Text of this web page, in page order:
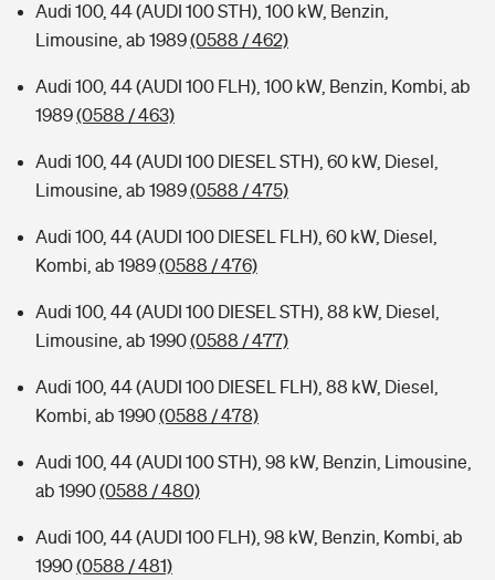
Audi 100, 44 (AUDI 100 STH), 100 kW, Benzin,
Limousine, ab 1989(0588 / 462)
Audi 100, 44 (AUDI 100 FLH), 100 kW, Benzin, Kombi, ab
1989(0588 / 463)
Audi 100, 44 (AUDI 100 DIESEL STH), 60 kW, Diesel,
Limousine, ab 1989(0588 / 475)
Audi 100, 44 (AUDI 100 DIESEL FLH), 60 kW, Diesel,
Kombi, ab 1989(0588 / 476)
Audi 100, 44 (AUDI 100 DIESEL STH), 88 kW, Diesel,
Limousine, ab 1990(0588 / 477)
Audi 100, 44 (AUDI 100 DIESEL FLH), 88 kW, Diesel,
Kombi, ab 1990(0588 / 478)
Audi 100, 44 (AUDI 100 STH), 98 kW, Benzin, Limousine,
ab 1990(0588 / 480)
Audi 100, 44 (AUDI 100 FLH), 98 kW, Benzin, Kombi, ab
1990(0588 / 481)